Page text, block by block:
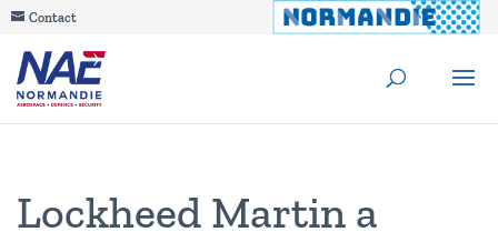
Contact
Lockheed Martin a